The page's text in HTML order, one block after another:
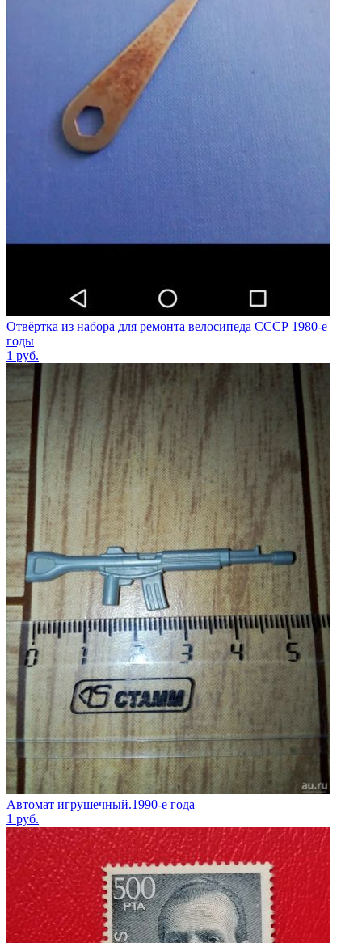
Отвёртка из набора для ремонта велосипеда СССР 1980-е
годы
1 руб.
Автомат игрушечный.1990-е года
1 руб.